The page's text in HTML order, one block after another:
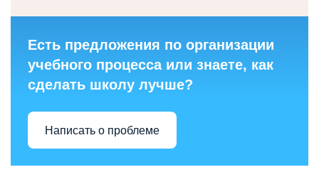
Есть предложения по организации
учебного процесса или знаете, как
сделать школу лучше?
Написать о проблеме